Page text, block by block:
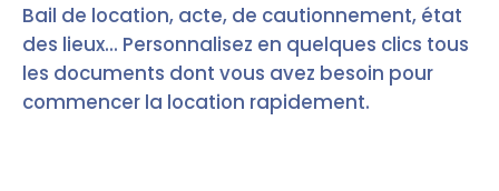
Bail de location, acte, de cautionnement, état
des lieux... Personnalisez en quelques clics tous
les documents dont vous avez besoin pour
commencer la location rapidement.